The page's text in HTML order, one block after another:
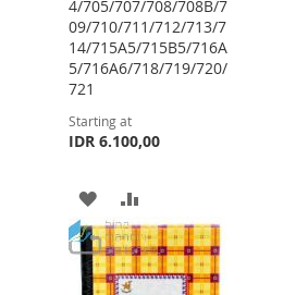
4/705/707/708/708B/7
09/710/711/712/713/7
14/715A5/715B5/716A
5/716A6/718/719/720/
721
Starting at
IDR 6.100,00
ADD
TO
WISH
TO
COMPARE